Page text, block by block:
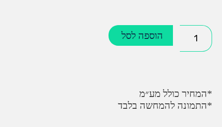
כמות
של
הוספה לסל
*המחיר כולל מע״מ
*התמונה להמחשה בלבד